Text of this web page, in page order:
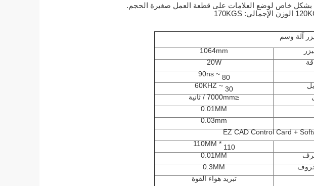
بشكل خاص لوضع العلامات على قطعة العمل صغيرة الحجم.
1064mm
20W
80 ~ 90ns
30 ~ 60KHZ
≤7000mm / ثانية
0.01MM
0.03mm
EZ CAD Control Card +
110 * 110MM
0.01MM
0.3MM
تبريد هواء القوة